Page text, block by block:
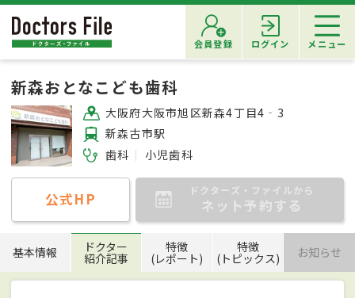
会員登録 ログイン メニュー
新森おとなこども歯科
大阪府大阪市旭区新森4丁目4‐3
新森古市駅
歯科
小児歯科
公式HP ドクターズ・ファイルから
ネット予約する
基本情報 ドクター
紹介記事
特徴
(レポート)
特徴
(トピックス) お知らせ